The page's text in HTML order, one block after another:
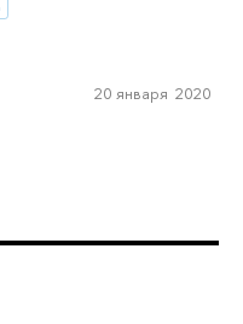
20 января 2020